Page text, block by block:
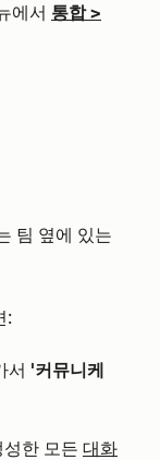
에서 통합>
팀 옆에 있는
:
서 '커뮤니케
한 모든 대화